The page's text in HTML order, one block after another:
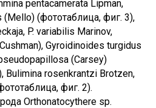
pentacamerata Lipman,
(фототаблица, фиг. 3),
P. variabilis Marinov,
Gyroidinoides turgidus
(Carsey)
Bulimina rosenkrantzi Brotzen,
фиг. 2).
Orthonatocythere sp.